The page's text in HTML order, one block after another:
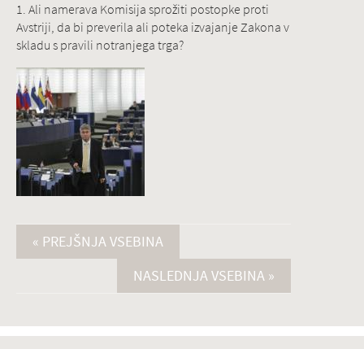
1. Ali namerava Komisija sprožiti postopke proti
Avstriji, da bi preverila ali poteka izvajanje Zakona v
skladu s pravili notranjega trga?
« PREJŠNJA VSEBINA
NASLEDNJA VSEBINA »